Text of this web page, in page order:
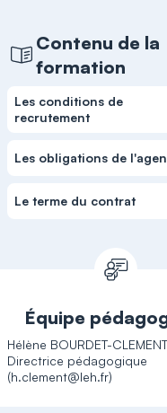
Contenu de la
formation
Les conditions de
recrutement
Les obligations de
Le terme du contrat
Équipe
Hélène BOURDET-
Directrice pédagogique